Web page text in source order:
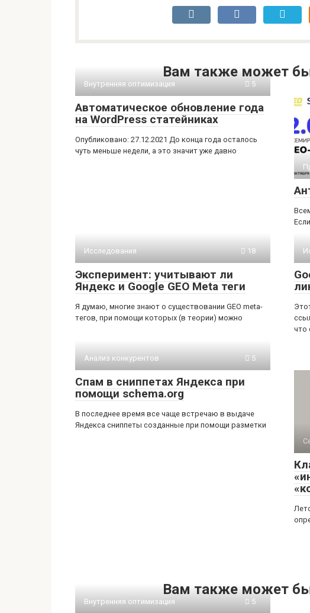
Вам также может
Внутренняя оптимизация 5
Автоматическое обновление года
на WordPress статейниках
Опубликовано: 27.12.2021 До конца года осталось
чуть меньше недели, а это значит уже давно
Исследования 18
Эксперимент: учитывают ли
Яндекс и Google GEO Meta теги
Я думаю, многие знают о существовании GEO meta-
тегов, при помощи которых (в теории) можно
что
Анализ конкурентов 5
Спам в сниппетах Яндекса при
помощи schema.org
В последнее время все чаще встречаю в выдаче
Яндекса сниппеты созданные при помощи разметки
Вам также может
Внутренняя оптимизация 5